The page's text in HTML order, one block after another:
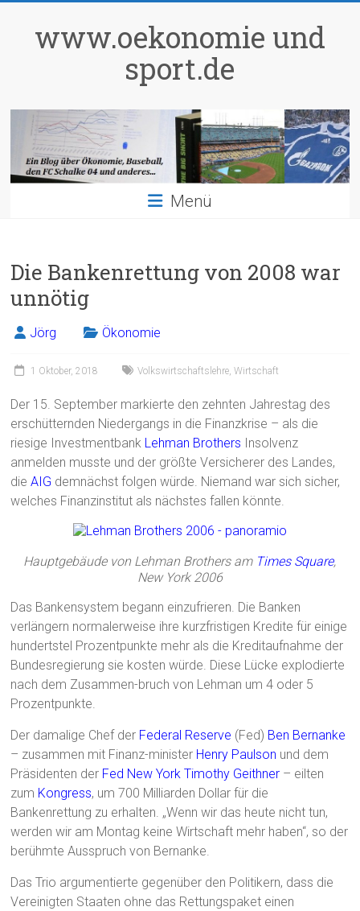
springenwww.oekonomie und
sport.de
Menü
Die Bankenrettung von 2008 war
unnötig
Jörg Ökonomie
1 Oktober, 2018 Volkswirtschaftslehre,Wirtschaft
Der 15. September markierte den zehnten Jahrestag des
erschütternden Niedergangs in die Finanzkrise – als die
riesige Investmentbank Lehman Brothers Insolvenz
anmelden musste und der größte Versicherer des Landes,
dieAIG demnächst folgen würde. Niemand war sich sicher,
welches Finanzinstitut als nächstes fallen könnte.
Hauptgebäude von Lehman Brothers am Times Square,
New York 2006
Das Bankensystem begann einzufrieren. Die Banken
verlängern normalerweise ihre kurzfristigen Kredite für einige
hundertstel Prozentpunkte mehr als die Kreditaufnahme der
Bundesregierung sie kosten würde. Diese Lücke explodierte
nach dem Zusammen-bruch von Lehman um 4 oder 5
Prozentpunkte.
Der damalige Chef der Federal Reserve (Fed) Ben Bernanke
– zusammen mit Finanz-minister Henry Paulson und dem
Präsidenten der Fed New York Timothy Geithner – eilten
zum Kongress, um 700 Milliarden Dollar für die
Bankenrettung zu erhalten. „Wenn wir das heute nicht tun,
werden wir am Montag keine Wirtschaft mehr haben“, so der
berühmte Ausspruch von Bernanke.
Das Trio argumentierte gegenüber den Politikern, dass die
Vereinigten Staaten ohne das Rettungspaket einen